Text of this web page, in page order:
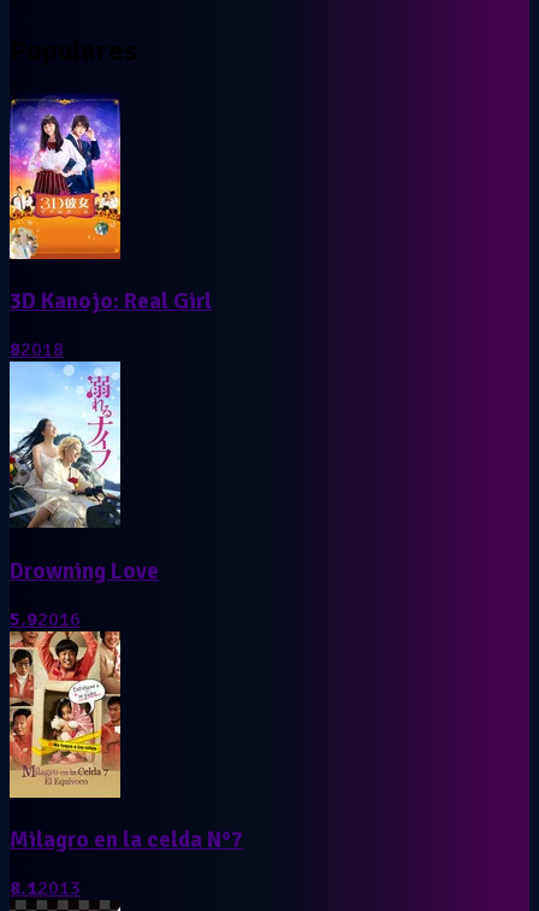
Populares
3D Kanojo: Real Girl
82018
Drowning Love
5.92016
Milagro en la celda N°7
8.12013